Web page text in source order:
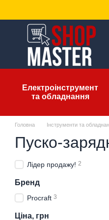
Електроінструмент
та обладнання
Головна Інструменти та
Пуско-
Лідер продажу! 2
Бренд
Procraft 3
Ціна, грн